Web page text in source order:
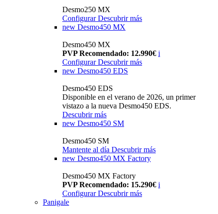
Desmo250 MX
Configurar Descubrir más
new Desmo450 MX
Desmo450 MX
PVP Recomendado: 12.990€ i
Configurar Descubrir más
new Desmo450 EDS
Desmo450 EDS
Disponible en el verano de 2026, un primer
vistazo a la nueva Desmo450 EDS.
Descubrir más
new Desmo450 SM
Desmo450 SM
Mantente al día Descubrir más
new Desmo450 MX Factory
Desmo450 MX Factory
PVP Recomendado: 15.290€ i
Configurar Descubrir más
Panigale